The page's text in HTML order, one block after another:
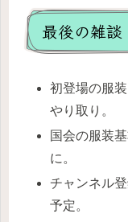
最後の雑談
初登場の服
やり取り。
国会の服装
に。
チャンネル
予定。